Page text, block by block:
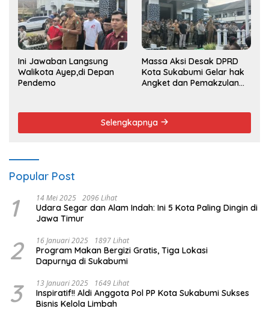
Ini Jawaban Langsung
Walikota Ayep,di Depan
Pendemo
Massa Aksi Desak DPRD
Kota Sukabumi Gelar hak
Angket dan Pemakzulan
Selengkapnya
Popular Post
1 14 Mei 2025 2096 Lihat
Udara Segar dan Alam Indah: Ini 5 Kota Paling Dingin di
Jawa Timur
2 16 Januari 2025 1897 Lihat
Program Makan Bergizi Gratis, Tiga Lokasi
Dapurnya di Sukabumi
3 13 Januari 2025 1649 Lihat
Inspiratif!! Aldi Anggota Pol PP Kota Sukabumi Sukses
Bisnis Kelola Limbah